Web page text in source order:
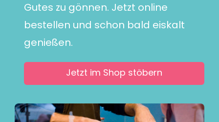
Gutes zu gönnen. Jetzt online
bestellen und schon bald eiskalt
genießen.
Jetzt im Shop stöbern